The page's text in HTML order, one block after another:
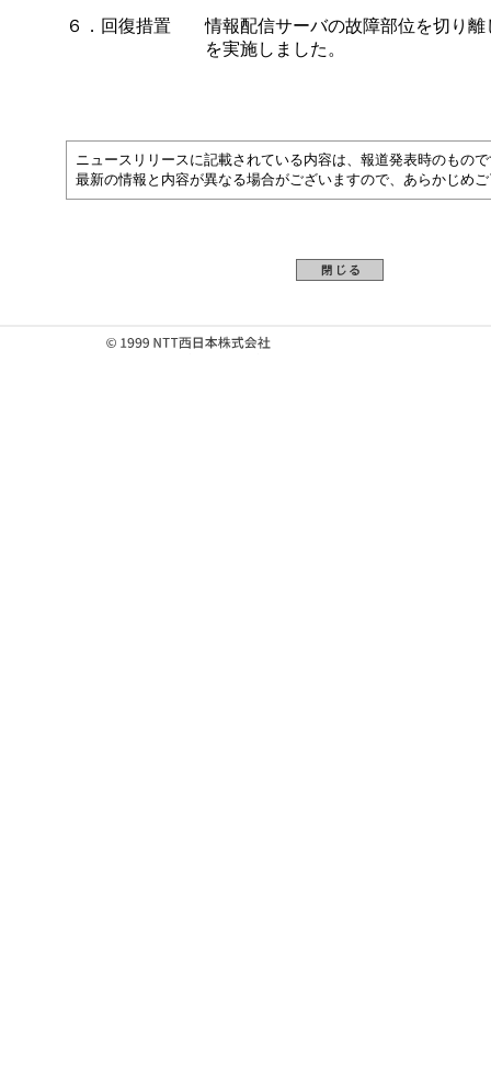
６．回復措置
情報配信サーバの故障部位を切り
を実施しました。
ニュースリリースに記載されている内容は、報道発表時のもの
最新の情報と内容が異なる場合がございますので、あらかじめ